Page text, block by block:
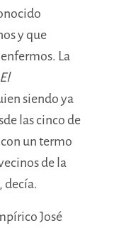
y que
La
El
siendo ya
las cinco de
un termo
de la
decía.
José